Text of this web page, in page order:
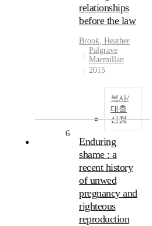
relationships
before the law
Brook, Heather
Palgrave
Macmillan
2015
복사/
대출
신청
6
Enduring
shame : a
recent history
of unwed
pregnancy and
righteous
reproduction